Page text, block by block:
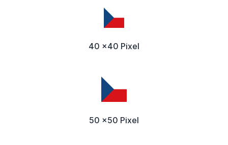
40 x40 Pixel
50 x50 Pixel